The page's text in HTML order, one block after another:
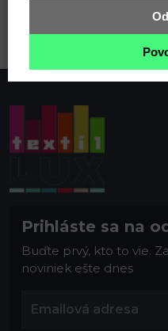
Prihláste sa na
Buďte prvý, kto to vie.
noviniek ešte dnes